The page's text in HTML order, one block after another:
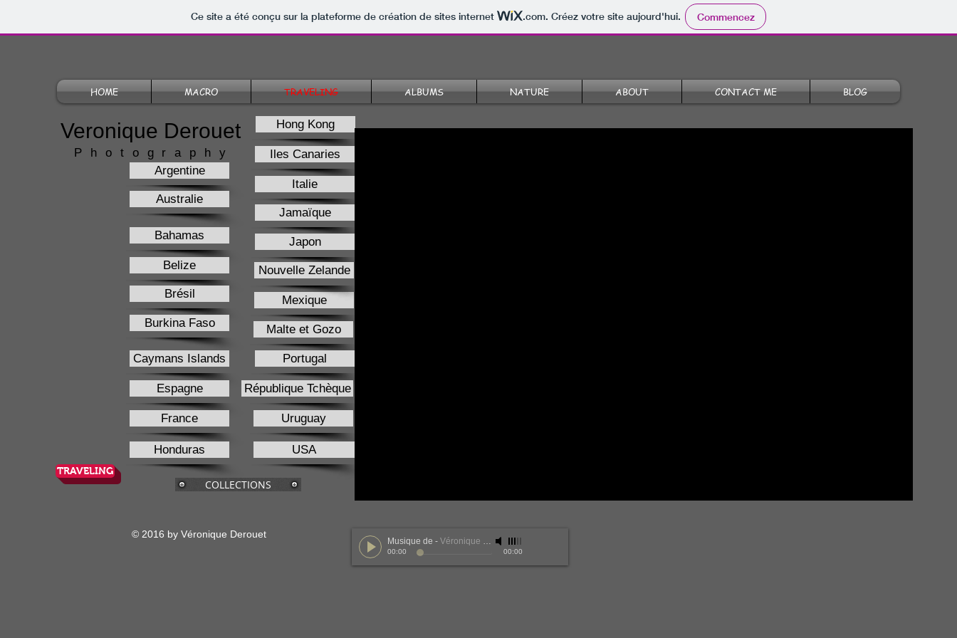
Ce site a été conçu sur la plateforme de création de sites internet .com. Créez votre site aujourd'hui. Commencez
HOME MACRO TRAVELING ALBUMS NATURE ABOUT CONTACT ME BLOG
Argentine
Australie
Bahamas
Belize
Brésil
Burkina Faso
Caymans Islands
Espagne
France
Honduras
Hong Kong
Iles Canaries
Italie
Jamaïque
Mexique
Malte et Gozo
Portugal
République Tchèque
Veronique Derouet
Uruguay
Photography
USA
TRAVELING
COLLECTIONS
Japon
Nouvelle Zelande
© 2016 by Véronique Derouet
Musique de - Véronique Derouet
00:00 00:00